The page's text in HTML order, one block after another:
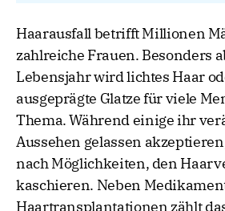
Haarausfall betrifft Millionen
zahlreiche Frauen. Besonders
Lebensjahr wird lichtes Haar
ausgeprägte Glatze für viele
Thema. Während einige ihr
Aussehen gelassen
nach Möglichkeiten, den
kaschieren. Neben
Haartransplantationen zählt